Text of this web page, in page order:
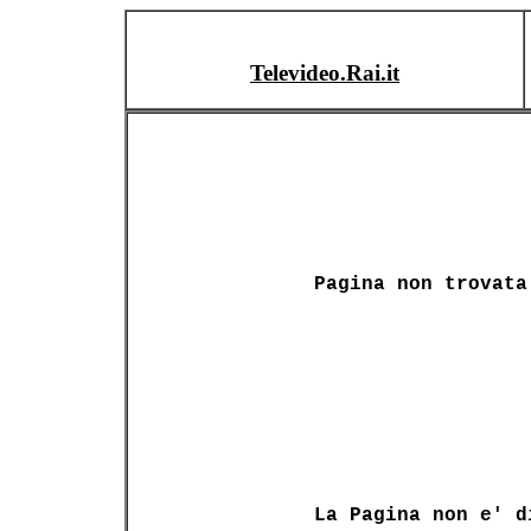
Televideo.Rai.it
Pagina non trovata
La Pagina non e'